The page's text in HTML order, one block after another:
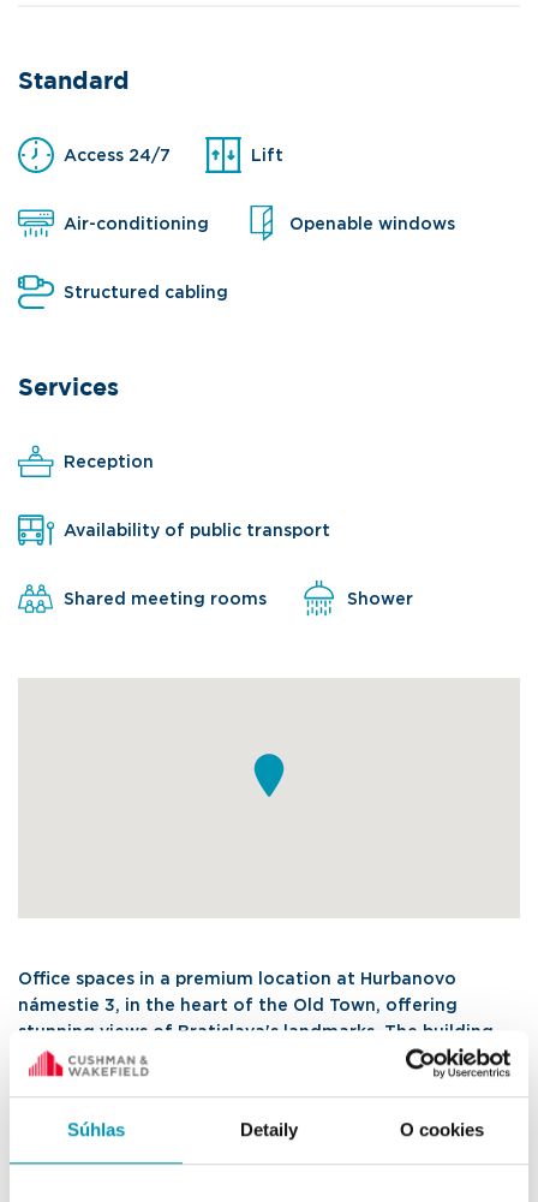
Súhlas Detaily O cookies
Standard
Access 24/7 Lift
Air-conditioning Openable windows
Structured cabling
Services
Reception
Availability of public transport
Shared meeting rooms Shower
Office spaces in a premium location at Hurbanovo
námestie 3, in the heart of the Old Town, offering
stunning views of Bratislava's landmarks. The building
underwent a complete renovation in 2024 and provides
a modern and flexible working environment. A flexi floor
the same floor. The location boasts excellent transport
accessibility and a wide range of nearby cafes,